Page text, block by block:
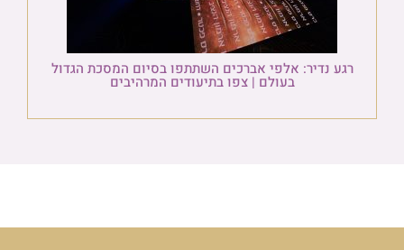
רגע נדיר: אלפי אברכים השתתפו בסיום המסכת הגדול
בעולם | צפו בתיעודים המרהיבים